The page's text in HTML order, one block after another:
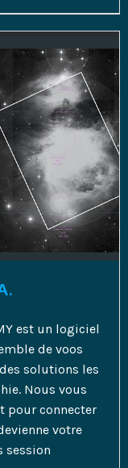
est un logiciel
de voos
solutions les
Nous vous
pour connecter
votre
session